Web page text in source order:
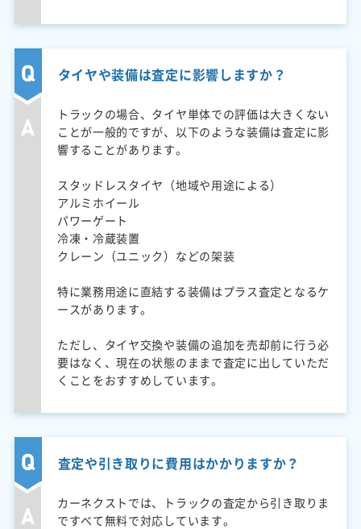
タイヤや装備は査定に影響しますか？
トラックの場合、タイヤ単体での評価は大きくない
ことが一般的ですが、以下のような装備は査定に影
響することがあります。
スタッドレスタイヤ（地域や用途による）
アルミホイール
パワーゲート
冷凍・冷蔵装置
クレーン（ユニック）などの架装
特に業務用途に直結する装備はプラス査定となるケ
ースがあります。
ただし、タイヤ交換や装備の追加を売却前に行う必
要はなく、現在の状態のままで査定に出していただ
くことをおすすめしています。
査定や引き取りに費用はかかりますか？
カーネクストでは、トラックの査定から引き取りま
ですべて無料で対応しています。